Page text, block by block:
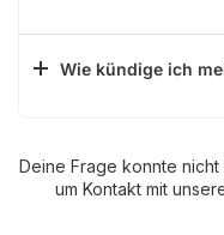
Wie kündige ich
Deine Frage konnte
um Kontakt mit